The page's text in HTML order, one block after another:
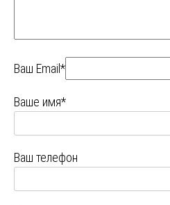
Ваш Email*
Ваше имя*
Ваш телефон